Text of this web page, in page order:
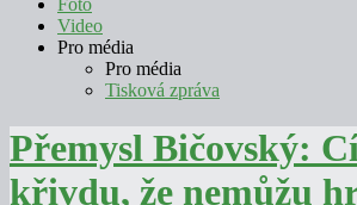
Foto
Video
Pro média
Pro média
Tisková zpráva
Přemysl Bičovský:
křivdu, že nemůžu